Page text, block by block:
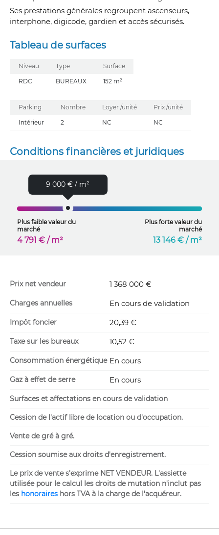
Ses prestations générales regroupent ascenseurs,
interphone, digicode, gardien et accès sécurisés.
Tableau de surfaces
Niveau Type Surface
RDC BUREAUX 152 m²
Parking Nombre Loyer /unité Prix /unité
Intérieur 2 NC NC
Conditions financières et juridiques
9 000 € / m²
Plus faible valeur du
marché
4 791 € / m²
Plus forte valeur du
marché
13 146 € / m²
Prix net vendeur 1 368 000 €
Charges annuelles En cours de validation
Impôt foncier 20,39 €
Taxe sur les bureaux 10,52 €
Consommation énergétique En cours
Gaz à effet de serre En cours
Surfaces et affectations en cours de validation
Cession de l'actif libre de location ou d'occupation.
Vente de gré à gré.
Cession soumise aux droits d'enregistrement.
Le prix de vente s'exprime NET VENDEUR. L'assiette
utilisée pour le calcul les droits de mutation n'inclut pas
les honoraires hors TVA à la charge de l'acquéreur.